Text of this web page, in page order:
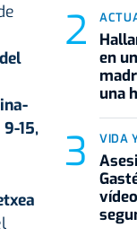
15,
en
una
VIDA